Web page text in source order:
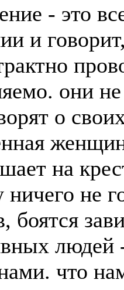
- это
и
они
о
на
ничего не
боятся
людей
что